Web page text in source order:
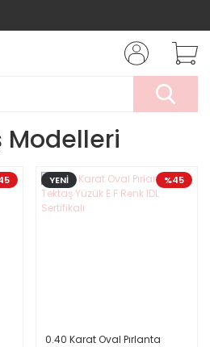
Modelleri
%45
YENİ
0.40 Karat Oval Pırlanta